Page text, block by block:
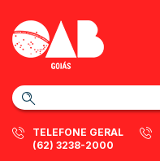
TELEFONE GERAL
(62) 3238-2000